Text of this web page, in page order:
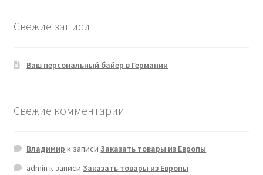
Свежие записи
Ваш персональный байер в Германии
Свежие комментарии
Владимир к записиЗаказать товары из Европы
admin к записиЗаказать товары из Европы